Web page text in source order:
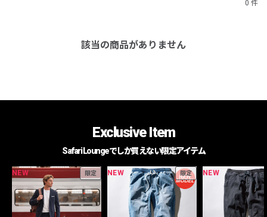
0 件
該当の商品がありません
Exclusive Item
Safari Loungeでしか買えない限定アイテム
NEW 限定 NEW 限定 NEW